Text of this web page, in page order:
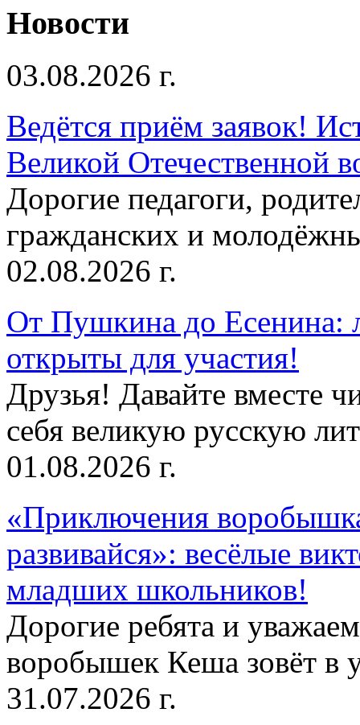
Новости
03.08.2026 г.
Ведётся приём заявок!
Великой Отечественной
Дорогие педагоги,
гражданских и
02.08.2026 г.
От Пушкина до Есенина:
открыты для участия!
Друзья! Давайте вместе
себя великую русскую
01.08.2026 г.
«Приключения
развивайся»: весёлые
младших школьников!
Дорогие ребята и
воробышек Кеша зовёт в
31.07.2026 г.